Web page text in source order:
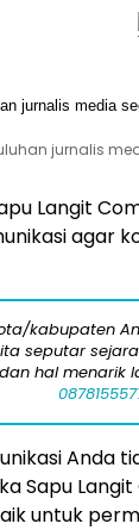
jurnalis
Langit
agar
kabupaten
seputar
hal menarik
Anda
Sapu
untuk